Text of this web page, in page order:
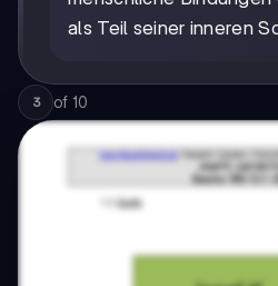
als Teil seiner inneren
3 of 10